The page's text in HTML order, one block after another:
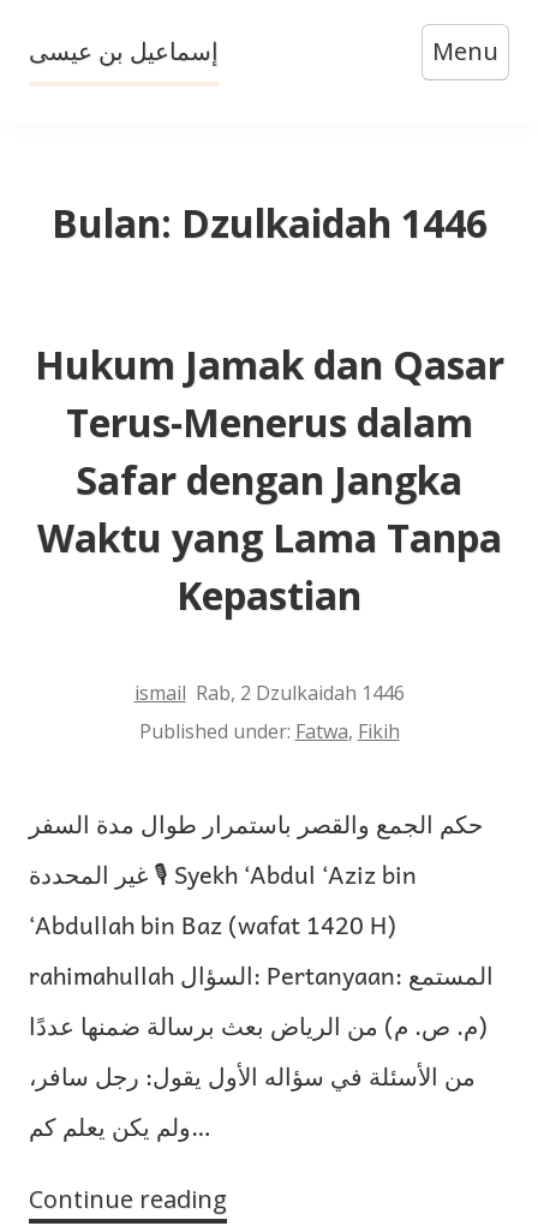
content
إسماعيل بن عيسى Menu
Bulan: Dzulkaidah 1446
Hukum Jamak dan Qasar
Terus-Menerus dalam
Safar dengan Jangka
Waktu yang Lama Tanpa
Kepastian
ismail Rab, 2 Dzulkaidah 1446
Published under: Fatwa, Fikih
حكم الجمع والقصر باستمرار طوال مدة السفر
غير المحددة 🎙 Syekh ‘Abdul ‘Aziz bin
‘Abdullah bin Baz (wafat 1420 H)
rahimahullah السؤال: Pertanyaan: المستمع
(م. ص. م) من الرياض بعث برسالة ضمنها عددًا
من الأسئلة في سؤاله الأول يقول: رجل سافر،
ولم يكن يعلم كم…
Continue reading